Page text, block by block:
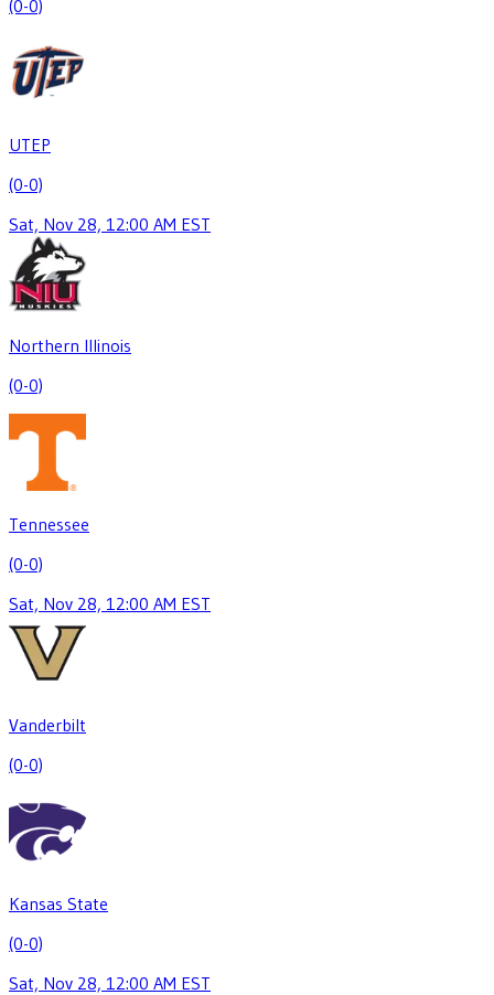
(0-0)
UTEP
(0-0)
Sat, Nov 28, 12:00 AM EST
Northern Illinois
(0-0)
Tennessee
(0-0)
Sat, Nov 28, 12:00 AM EST
Vanderbilt
(0-0)
Kansas State
(0-0)
Sat, Nov 28, 12:00 AM EST